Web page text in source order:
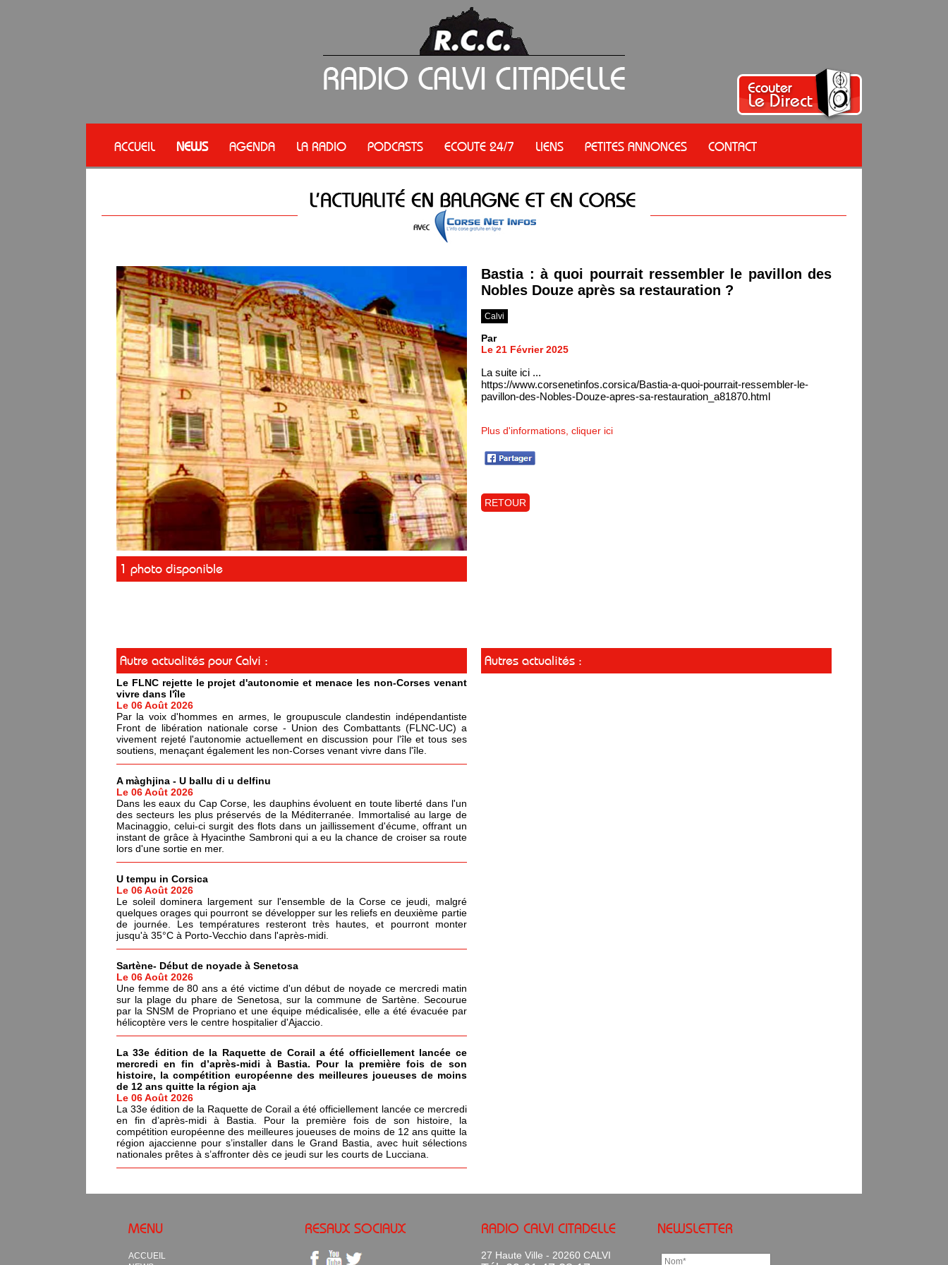
ACCUEIL NEWS AGENDA LA RADIO PODCASTS ECOUTE 24/7 LIENS PETITES ANNONCES CONTACT
1 photo disponible
Bastia : à quoi pourrait ressembler le pavillon des
Nobles Douze après sa restauration ?
Calvi
Par
Le 21 Février 2025
La suite ici ...
https://www.corsenetinfos.corsica/Bastia-a-quoi-pourrait-ressembler-le-
pavillon-des-Nobles-Douze-apres-sa-restauration_a81870.html
Plus d'informations, cliquer ici
RETOUR
Autre actualités pour Calvi :
Le FLNC rejette le projet d'autonomie et menace les non-Corses venant
vivre dans l'île
Le 06 Août 2026
Par la voix d'hommes en armes, le groupuscule clandestin indépendantiste
Front de libération nationale corse - Union des Combattants (FLNC-UC) a
vivement rejeté l'autonomie actuellement en discussion pour l'île et tous ses
soutiens, menaçant également les non-Corses venant vivre dans l'île.
A màghjina - U ballu di u delfinu
Le 06 Août 2026
Dans les eaux du Cap Corse, les dauphins évoluent en toute liberté dans l'un
des secteurs les plus préservés de la Méditerranée. Immortalisé au large de
Macinaggio, celui-ci surgit des flots dans un jaillissement d'écume, offrant un
instant de grâce à Hyacinthe Sambroni qui a eu la chance de croiser sa route
lors d'une sortie en mer.
U tempu in Corsica
Le 06 Août 2026
Le soleil dominera largement sur l'ensemble de la Corse ce jeudi, malgré
quelques orages qui pourront se développer sur les reliefs en deuxième partie
de journée. Les températures resteront très hautes, et pourront monter
jusqu'à 35°C à Porto-Vecchio dans l'après-midi.
Sartène- Début de noyade à Senetosa
Le 06 Août 2026
Une femme de 80 ans a été victime d'un début de noyade ce mercredi matin
sur la plage du phare de Senetosa, sur la commune de Sartène. Secourue
par la SNSM de Propriano et une équipe médicalisée, elle a été évacuée par
hélicoptère vers le centre hospitalier d'Ajaccio.
La 33e édition de la Raquette de Corail a été officiellement lancée ce
mercredi en fin d’après-midi à Bastia. Pour la première fois de son
histoire, la compétition européenne des meilleures joueuses de moins
de 12 ans quitte la région aja
Le 06 Août 2026
La 33e édition de la Raquette de Corail a été officiellement lancée ce mercredi
en fin d’après-midi à Bastia. Pour la première fois de son histoire, la
compétition européenne des meilleures joueuses de moins de 12 ans quitte la
région ajaccienne pour s’installer dans le Grand Bastia, avec huit sélections
nationales prêtes à s’affronter dès ce jeudi sur les courts de Lucciana.
Autres actualités :
MENU
ACCUEIL
RESAUX SOCIAUX RADIO CALVI CITADELLE
27 Haute Ville - 20260 CALVI
NEWSLETTER